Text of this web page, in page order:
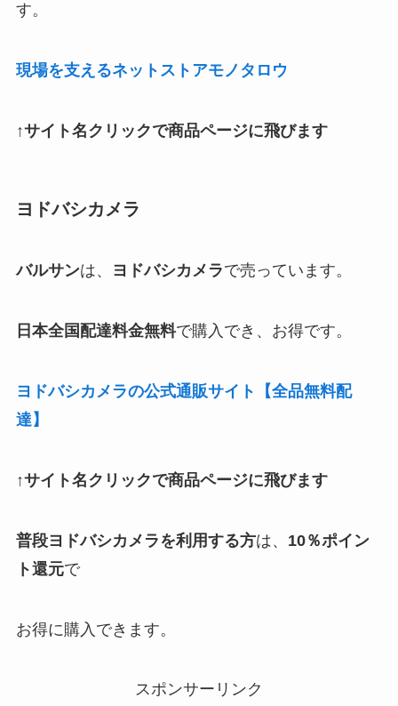
す。
現場を支えるネットストアモノタロウ
↑サイト名クリックで商品ページに飛びます
ヨドバシカメラ
バルサンは、 ヨドバシカメラで売っています。
日本全国配達料金無料で購入でき、お得です。
ヨドバシカメラの公式通販サイト【全品無料配
達】
↑サイト名クリックで商品ページに飛びます
普段ヨドバシカメラを利用する方は、 10％ポイン
ト還元で
お得に購入できます。
スポンサーリンク